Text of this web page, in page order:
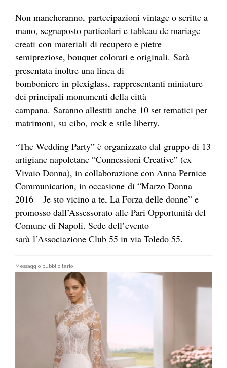
Non mancheranno, partecipazioni vintage o scritte a
mano, segnaposto particolari e tableau de mariage
creati con materiali di recupero e pietre
semipreziose, bouquet colorati e originali. Sarà
presentata inoltre una linea di
bomboniere in plexiglass, rappresentanti miniature
dei principali monumenti della città
campana. Saranno allestiti anche 10 set tematici per
matrimoni, su cibo, rock e stile liberty.
“The Wedding Party” è organizzato dal gruppo di 13
artigiane napoletane “Connessioni Creative” (ex
Vivaio Donna), in collaborazione con Anna Pernice
Communication, in occasione di “Marzo Donna
2016 – Je sto vicino a te, La Forza delle donne” e
promosso dall’Assessorato alle Pari Opportunità del
Comune di Napoli. Sede dell’evento
sarà l’Associazione Club 55 in via Toledo 55.
Messaggio pubblicitario